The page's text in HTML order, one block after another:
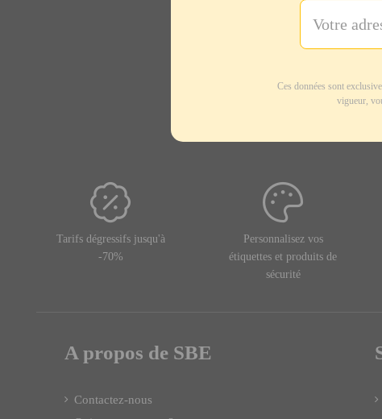
Ces données sont
vigueur,
Tarifs dégressifs jusqu'à
-70%
Personnalisez vos
étiquettes et produits de
sécurité
A propos de SBE
Contactez-nous